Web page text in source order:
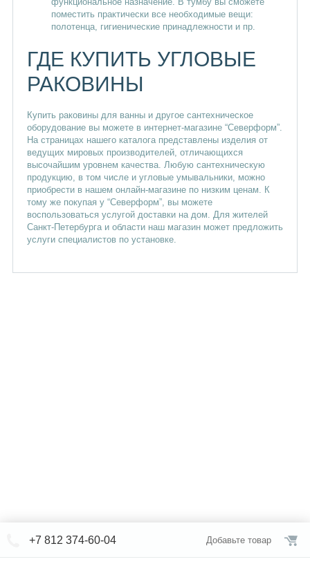
поместить практически все необходимые вещи:
полотенца, гигиенические принадлежности и пр.
ГДЕ КУПИТЬ УГЛОВЫЕ
РАКОВИНЫ
Купить раковины для ванны и другое сантехническое
оборудование вы можете в интернет-магазине “Северформ”.
На страницах нашего каталога представлены изделия от
ведущих мировых производителей, отличающихся
высочайшим уровнем качества. Любую сантехническую
продукцию, в том числе и угловые умывальники, можно
приобрести в нашем онлайн-магазине по низким ценам. К
тому же покупая у “Северформ”, вы можете
воспользоваться услугой доставки на дом. Для жителей
Санкт-Петербурга и области наш магазин может предложить
услуги специалистов по установке.
+7 812 374-60-04 Добавьте товар